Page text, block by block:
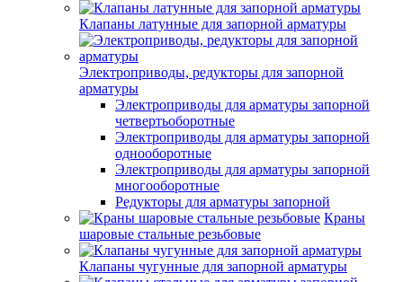
Клапаны латунные для запорной арматуры
Электроприводы, редукторы для запорной
арматуры
Электроприводы для арматуры запорной
четвертьоборотные
Электроприводы для арматуры запорной
однооборотные
Электроприводы для арматуры запорной
многооборотные
Редукторы для арматуры запорной
Краны
шаровые стальные резьбовые
Клапаны чугунные для запорной арматуры